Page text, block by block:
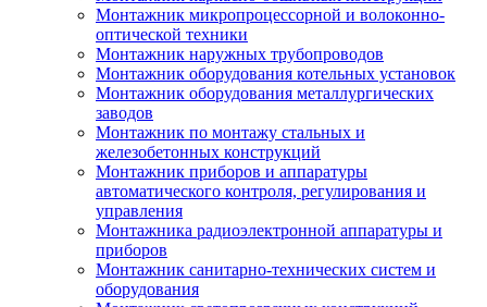
Монтажник микропроцессорной и волоконно-
оптической техники
Монтажник наружных трубопроводов
Монтажник оборудования котельных установок
Монтажник оборудования металлургических
заводов
Монтажник по монтажу стальных и
железобетонных конструкций
Монтажник приборов и аппаратуры
автоматического контроля, регулирования и
управления
Монтажника радиоэлектронной аппаратуры и
приборов
Монтажник санитарно-технических систем и
оборудования